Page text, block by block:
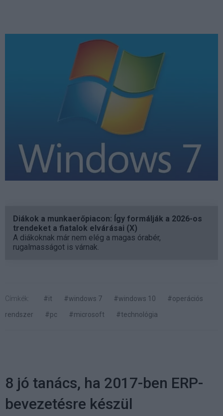
Diákok a munkaerőpiacon: Így formálják a 2026-os
trendeket a fiatalok elvárásai (X)
A diákoknak már nem elég a magas órabér,
rugalmasságot is várnak.
Címkék: #it #windows 7 #windows 10
#operációs
rendszer
#pc #microsoft #technológia
8 jó tanács, ha 2017-ben ERP-
bevezetésre készül